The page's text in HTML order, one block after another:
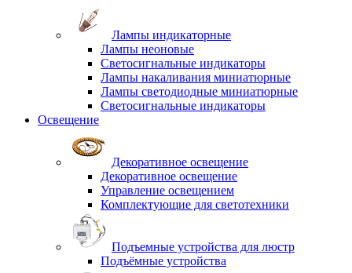
Лампы индикаторные
Лампы неоновые
Светосигнальные индикаторы
Лампы накаливания миниатюрные
Лампы светодиодные миниатюрные
Светосигнальные индикаторы
Освещение
Декоративное освещение
Декоративное освещение
Управление освещением
Комплектующие для светотехники
Подъемные устройства для люстр
Подъёмные устройства